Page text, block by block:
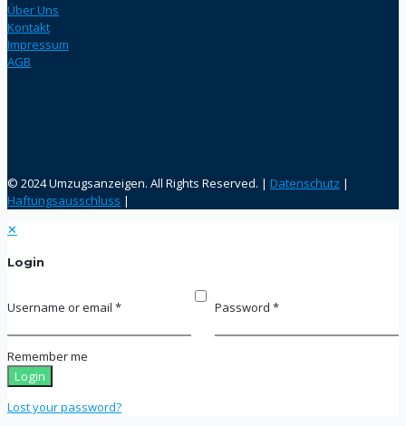
Über Uns
Kontakt
Impressum
AGB
© 2024 Umzugsanzeigen. All Rights Reserved. | Datenschutz |
Haftungsausschluss |
✕
Login
Username or email * Password *
Remember me
Login
Lost your password?